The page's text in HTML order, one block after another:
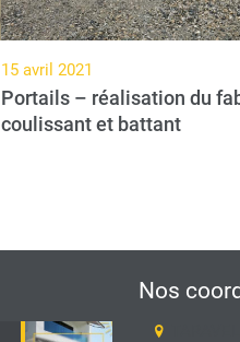
15 avril 2021
Portails – réalisation du
coulissant et battant
Nos